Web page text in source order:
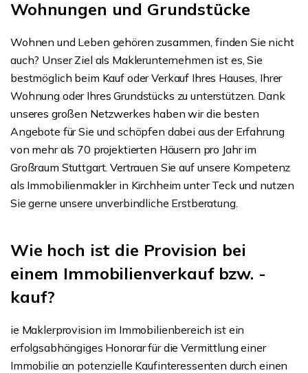
Wohnungen und Grundstücke
Wohnen und Leben gehören zusammen, finden Sie nicht
auch? Unser Ziel als Maklerunternehmen ist es, Sie
bestmöglich beim Kauf oder Verkauf Ihres Hauses, Ihrer
Wohnung oder Ihres Grundstücks zu unterstützen. Dank
unseres großen Netzwerkes haben wir die besten
Angebote für Sie und schöpfen dabei aus der Erfahrung
von mehr als 70 projektierten Häusern pro Jahr im
Großraum Stuttgart. Vertrauen Sie auf unsere Kompetenz
als Immobilienmakler in Kirchheim unter Teck und nutzen
Sie gerne unsere unverbindliche Erstberatung.
Wie hoch ist die Provision bei
einem Immobilienverkauf bzw. -
kauf?
ie Maklerprovision im Immobilienbereich ist ein
erfolgsabhängiges Honorar für die Vermittlung einer
Immobilie an potenzielle Kaufinteressenten durch einen